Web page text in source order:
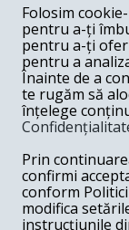
Trump e un
incapataneaza
criminala
BASCA -04-11-
E mult spus
in the face,
dea cu bombe
doar n-o
indepartarea
da-le drumul
Folosim
pentru a-ți
pentru a-ți
pentru a
Înainte de a
te rugăm să
înțelege
Prin
confirmi
conform
modifica
instrucțiunile